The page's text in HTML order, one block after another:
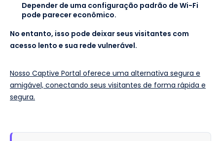
Depender de uma configuração padrão de Wi-Fi
pode parecer econômico.
No entanto, isso pode deixar seus visitantes com
acesso lento e sua rede vulnerável.
Nosso Captive Portal oferece uma alternativa segura e
amigável, conectando seus visitantes de forma rápida e
segura.